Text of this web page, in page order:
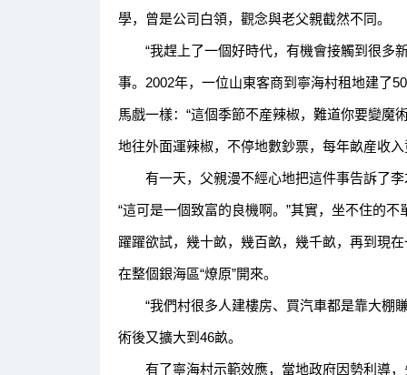
學，曾是公司白領，觀念與老父親截然不同。
“我趕上了一個好時代，有機會接觸到很多
事。2002年，一位山東客商到寧海村租地建了
馬戲一樣：“這個季節不産辣椒，難道你要變魔
地往外面運辣椒，不停地數鈔票，每年畝産收
有一天，父親漫不經心地把這件事告訴了李
“這可是一個致富的良機啊。”其實，坐不住的
躍躍欲試，幾十畝，幾百畝，幾千畝，再到現
在整個銀海區“燎原”開來。
“我們村很多人建樓房、買汽車都是靠大棚
術後又擴大到46畝。
有了寧海村示範效應，當地政府因勢利導，